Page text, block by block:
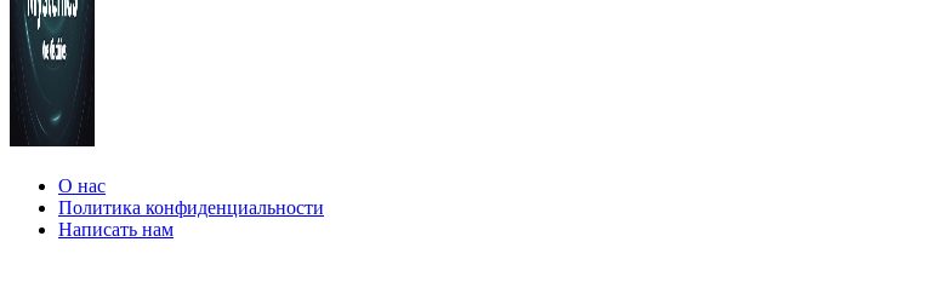
О нас
Политика конфиденциальности
Написать нам